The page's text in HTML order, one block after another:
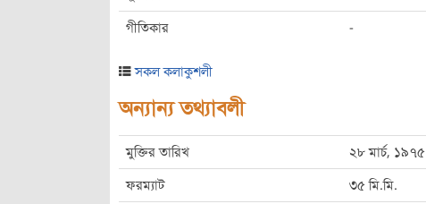
গীতিকার -
সকল কলাকুশলী
অন্যান্য তথ্যাবলী
মুক্তির তারিখ ২৮ মার্চ, ১৯৭৫
ফরম্যাট ৩৫ মি.মি.